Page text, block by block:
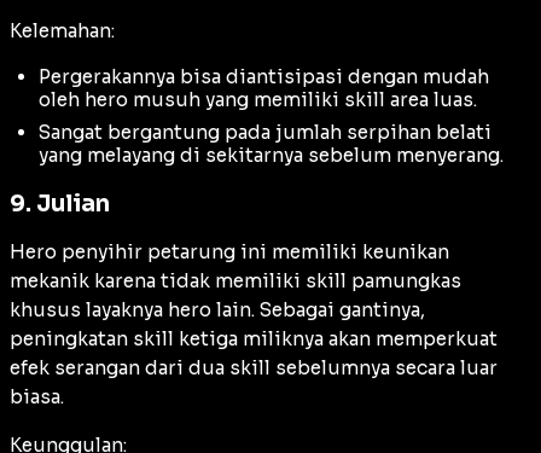
Kelemahan:
Pergerakannya bisa diantisipasi dengan mudah
oleh hero musuh yang memiliki skill area luas.
Sangat bergantung pada jumlah serpihan belati
yang melayang di sekitarnya sebelum menyerang.
9. Julian
Hero penyihir petarung ini memiliki keunikan
mekanik karena tidak memiliki skill pamungkas
khusus layaknya hero lain. Sebagai gantinya,
peningkatan skill ketiga miliknya akan memperkuat
efek serangan dari dua skill sebelumnya secara luar
biasa.
Keunggulan: